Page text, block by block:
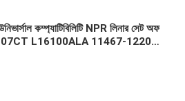
কম্প্যাটিবিলিটি NPR লিনার সেট অফ
L16100ALA 11467-1220